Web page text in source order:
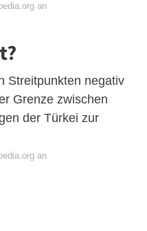
an
Streitpunkten negativ
Grenze zwischen
der Türkei zur
an